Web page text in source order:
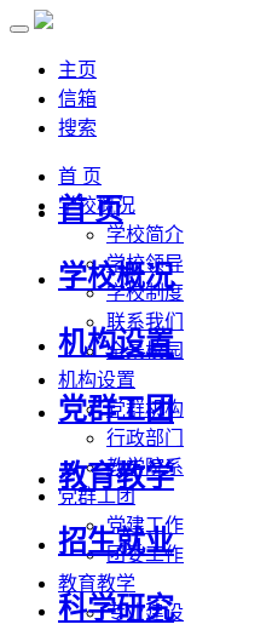
主页
信箱
搜索
首 页
学校概况
学校简介
学校领导
学校制度
联系我们
全景校园
机构设置
党群机构
行政部门
教学院系
党群工团
党建工作
团委工作
教育教学
专业建设
首 页
学校概况
机构设置
党群工团
教育教学
招生就业
科学研究